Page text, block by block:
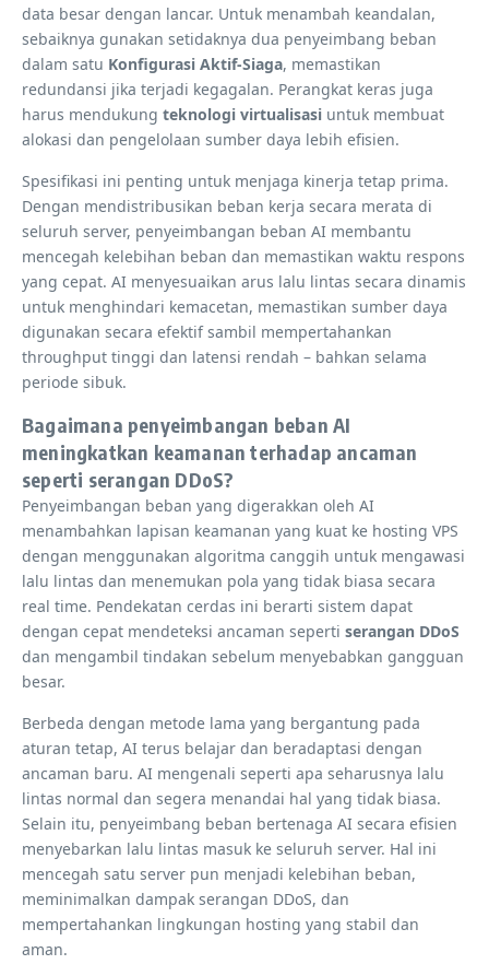
data besar dengan lancar. Untuk menambah keandalan,
sebaiknya gunakan setidaknya dua penyeimbang beban
dalam satu Konfigurasi Aktif-Siaga, memastikan
redundansi jika terjadi kegagalan. Perangkat keras juga
harus mendukung teknologi virtualisasi untuk membuat
alokasi dan pengelolaan sumber daya lebih efisien.
Spesifikasi ini penting untuk menjaga kinerja tetap prima.
Dengan mendistribusikan beban kerja secara merata di
seluruh server, penyeimbangan beban AI membantu
mencegah kelebihan beban dan memastikan waktu respons
yang cepat. AI menyesuaikan arus lalu lintas secara dinamis
untuk menghindari kemacetan, memastikan sumber daya
digunakan secara efektif sambil mempertahankan
throughput tinggi dan latensi rendah – bahkan selama
periode sibuk.
Bagaimana penyeimbangan beban AI
meningkatkan keamanan terhadap ancaman
seperti serangan DDoS?
Penyeimbangan beban yang digerakkan oleh AI
menambahkan lapisan keamanan yang kuat ke hosting VPS
dengan menggunakan algoritma canggih untuk mengawasi
lalu lintas dan menemukan pola yang tidak biasa secara
real time. Pendekatan cerdas ini berarti sistem dapat
dengan cepat mendeteksi ancaman seperti serangan DDoS
dan mengambil tindakan sebelum menyebabkan gangguan
besar.
Berbeda dengan metode lama yang bergantung pada
aturan tetap, AI terus belajar dan beradaptasi dengan
ancaman baru. AI mengenali seperti apa seharusnya lalu
lintas normal dan segera menandai hal yang tidak biasa.
Selain itu, penyeimbang beban bertenaga AI secara efisien
menyebarkan lalu lintas masuk ke seluruh server. Hal ini
mencegah satu server pun menjadi kelebihan beban,
meminimalkan dampak serangan DDoS, dan
mempertahankan lingkungan hosting yang stabil dan
aman.